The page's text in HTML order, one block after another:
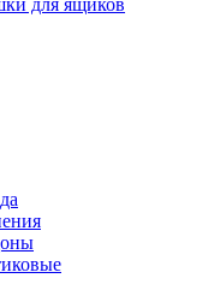
для ящиков